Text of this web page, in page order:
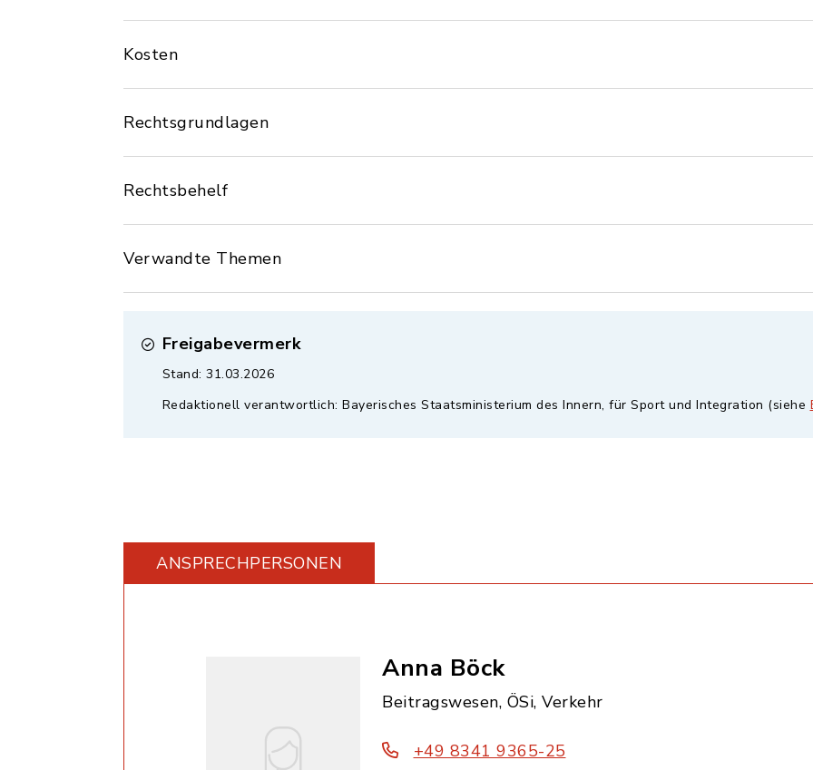
Kosten
Rechtsgrundlagen
Rechtsbehelf
Verwandte Themen
Freigabevermerk
Stand: 31.03.2026
Redaktionell verantwortlich: Bayerisches Staatsministerium des Innern, für Sport und Integration (siehe
ANSPRECHPERSONEN
Anna Böck
Beitragswesen, ÖSi, Verkehr
+49 8341 9365-25